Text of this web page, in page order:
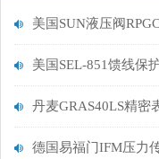
美国SUN液压阀